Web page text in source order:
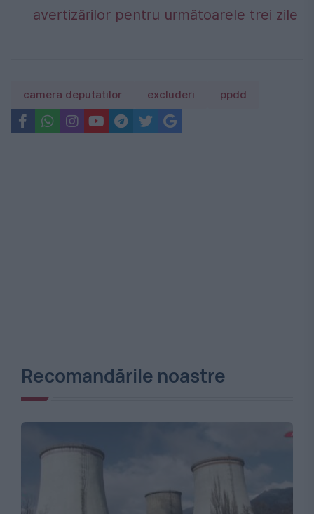
avertizărilor pentru următoarele trei zile
camera deputatilor excluderi ppdd
Recomandările noastre